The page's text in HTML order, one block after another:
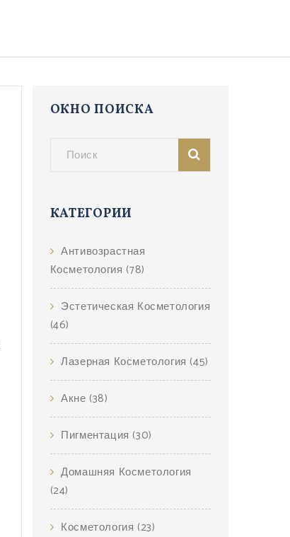
ОКНО ПОИСКА
КАТЕГОРИИ
Антивозрастная
Косметология (78)
Эстетическая Косметология
(46)
Лазерная Косметология (45)
Акне (38)
Пигментация (30)
Домашняя Косметология
(24)
Косметология (23)